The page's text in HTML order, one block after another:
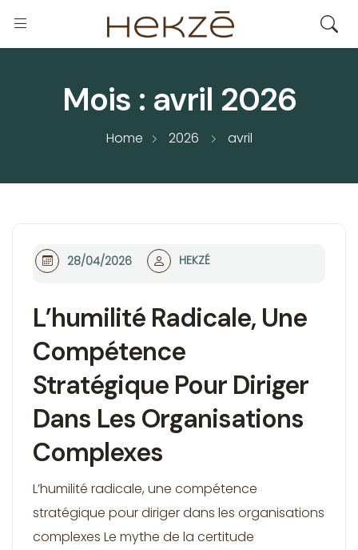
Mois : avril 2026
Home 2026 avril
L’humilité Radicale, Une
Compétence
Stratégique Pour Diriger
Dans Les Organisations
Complexes
28/04/2026 HEKZÉ
L’humilité radicale, une compétence
stratégique pour diriger dans les organisations
complexes Le mythe de la certitude